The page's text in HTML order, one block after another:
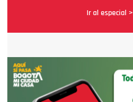
Ir al especial >